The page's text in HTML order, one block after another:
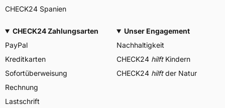
CHECK24 Spanien
CHECK24 Zahlungsarten
PayPal
Kreditkarten
Sofortüberweisung
Rechnung
Lastschrift
Unser Engagement
Nachhaltigkeit
CHECK24 hilftKindern
CHECK24 hilftder Natur